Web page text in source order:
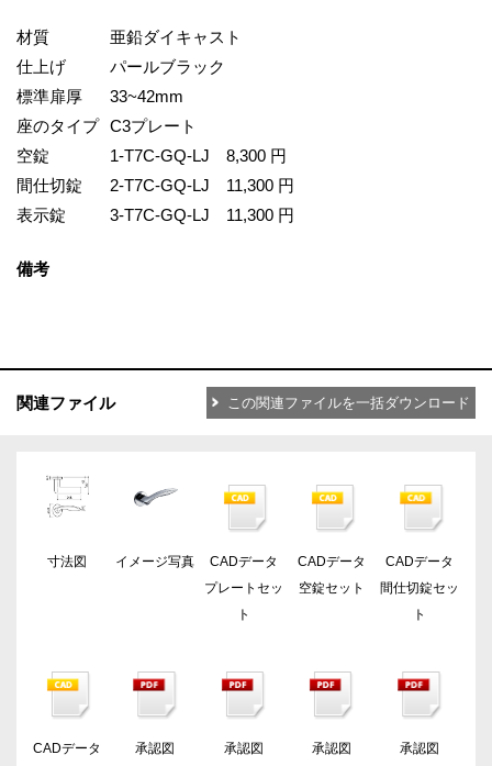
材質
亜鉛ダイキャスト
仕上げ
パールブラック
標準扉厚
33~42mm
座のタイプ C3プレート
空錠
1-T7C-GQ-LJ
8,300 円
間仕切錠
2-T7C-GQ-LJ
11,300 円
表示錠
3-T7C-GQ-LJ 11,300 円
備考
関連ファイル この関連ファイルを一括ダウンロード
寸法図 イメージ写真
CADデータ
プレートセッ
ト
CADデータ
空錠セット
CADデータ
間仕切錠セッ
ト
CADデータ
承認図
承認図
承認図
承認図